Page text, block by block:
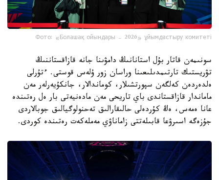
Фото: «Болашақ ойындары – 2026» ұйымдастыру комитеті
سونىمەن قاتار بۇل استانانىڭ دامۋىنا جانە قازاقستاننىڭ
تۋريستىك تارتىمدىلىعىنا وراسان زور ۇلەس قوستى. ءتۇرلى
ەلدەردەن كەلگەن سپورتشىلار، كوماندالار، جانكۇيەرلەر مەن
ماماندار قازاقستاندى باي تاريحى مەن مادەنيەتى بار ەل رەتىندە
عانا ەمەس، ەڭ كۇردەلى حالىقارالىق تەحنولوگيالىق جوبالاردى
جۇزەگە اسىرۋعا قابىلەتتى زاماناۋي مەملەكەت رەتىندە كوردى.